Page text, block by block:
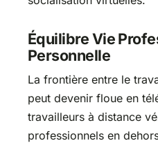
Équilibre Vie
Personnelle
La frontière entre le
peut devenir floue en
travailleurs à distance
professionnels en